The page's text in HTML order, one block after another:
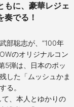
もに、豪華レジェ
奏でる！
部聡志が、“100年
のオリジナルコン
5弾は、日本のポッ
した「ムッシュかま
る。
、本人とゆかりの